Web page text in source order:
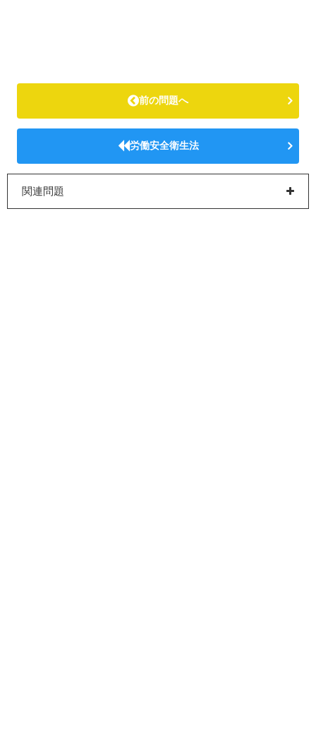
前の問題へ
労働安全衛生法
関連問題